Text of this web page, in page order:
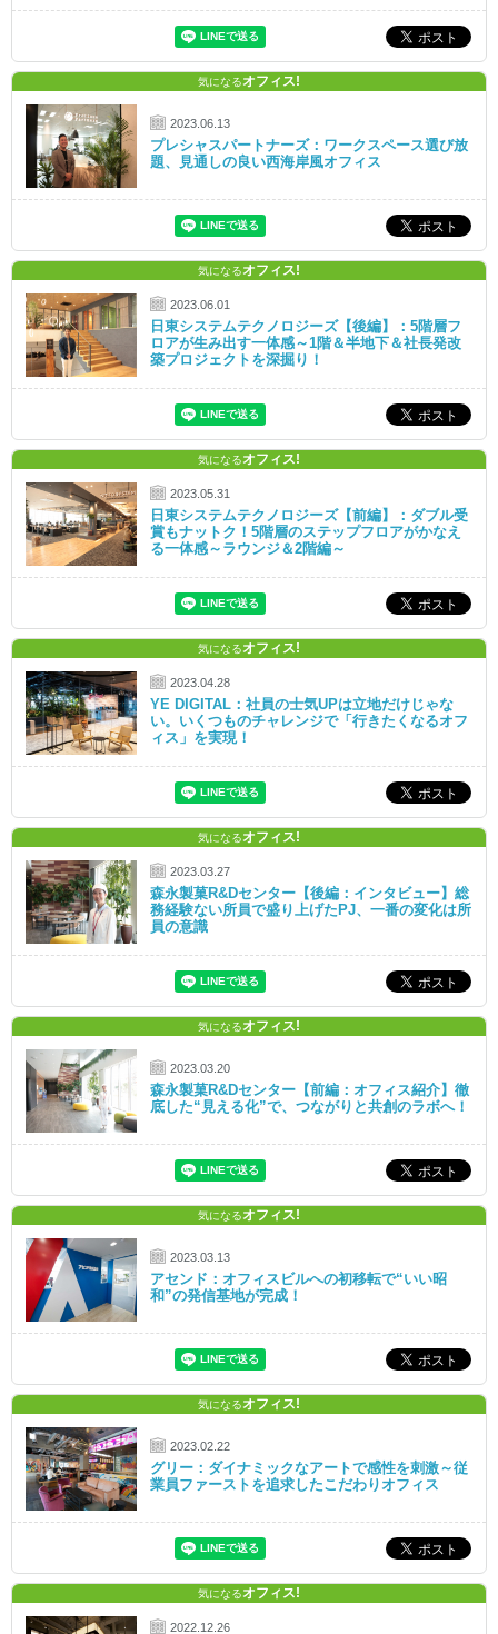
気になるオフィス!
2023.06.13
プレシャスパートナーズ：ワークスペース選び放
題、見通しの良い西海岸風オフィス
気になるオフィス!
2023.06.01
日東システムテクノロジーズ【後編】：5階層フ
ロアが生み出す一体感～1階＆半地下＆社長発改
築プロジェクトを深掘り！
気になるオフィス!
2023.05.31
日東システムテクノロジーズ【前編】：ダブル受
賞もナットク！5階層のステップフロアがかなえ
る一体感～ラウンジ＆2階編～
気になるオフィス!
2023.04.28
YE DIGITAL：社員の士気UPは立地だけじゃな
い。いくつものチャレンジで「行きたくなるオフ
ィス」を実現！
気になるオフィス!
2023.03.27
森永製菓R&Dセンター【後編：インタビュー】総
務経験ない所員で盛り上げたPJ、一番の変化は所
員の意識
気になるオフィス!
2023.03.20
森永製菓R&Dセンター【前編：オフィス紹介】徹
底した“見える化”で、つながりと共創のラボへ！
気になるオフィス!
2023.03.13
アセンド：オフィスビルへの初移転で“いい昭
和”の発信基地が完成！
気になるオフィス!
2023.02.22
グリー：ダイナミックなアートで感性を刺激～従
業員ファーストを追求したこだわりオフィス
気になるオフィス!
2022.12.26